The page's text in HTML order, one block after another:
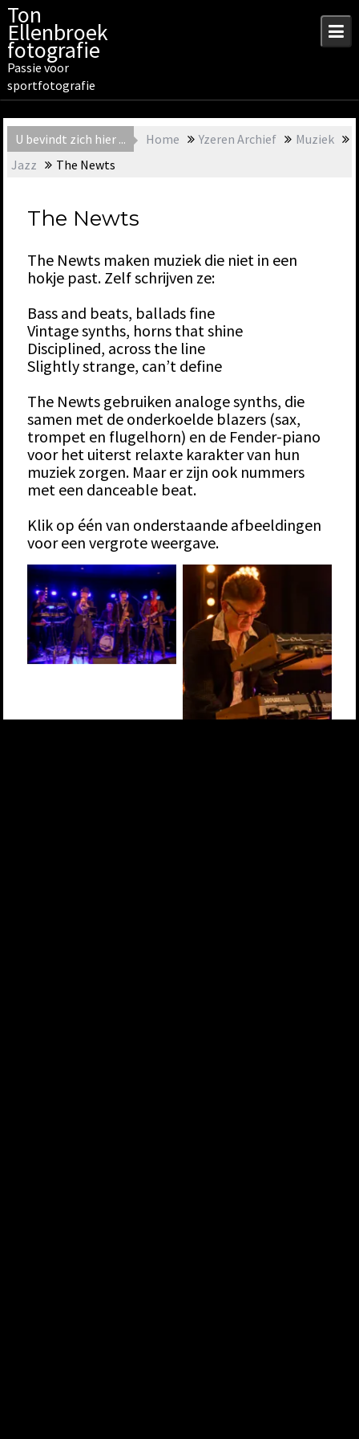
Skip
to
content
Ton
Ellenbroek
fotografie
Passie voor
sportfotografie
U bevindt zich hier ... Home Yzeren Archief
Muziek
Jazz
The Newts
The Newts
The Newts maken muziek die niet in een
hokje past. Zelf schrijven ze:
Bass and beats, ballads fine
Vintage synths, horns that shine
Disciplined, across the line
Slightly strange, can’t define
The Newts gebruiken analoge synths, die
samen met de onderkoelde blazers (sax,
trompet en flugelhorn) en de Fender-piano
voor het uiterst relaxte karakter van hun
muziek zorgen. Maar er zijn ook nummers
met een danceable beat.
Klik op één van onderstaande afbeeldingen
voor een vergrote weergave.
Jazz Generations 2024